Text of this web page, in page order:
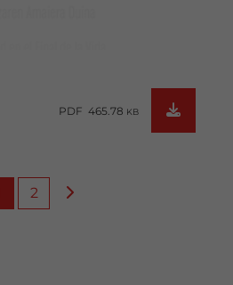
PDF 465.78 KB
2